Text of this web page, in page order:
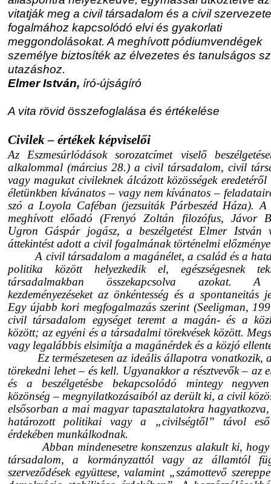
vitatják meg a civil társadalom és a civil
fogalmához kapcsolódó elvi és gyakorlati
meggondolásokat. A meghívott pódiumvendégek
személye biztosíték az élvezetes és tanulságos
utazáshoz.
Elmer István, író-újságíró
A vita rövid összefoglalása és értékelése
Civilek – értékek képviselői
Az Eszmesúrlódások sorozatcímet viselő
alkalommal (március 28.) a civil társadalom, civil
vagy magukat civileknek álcázott közösségek eredetéről
életünkben kívánatos – vagy nem kívánatos –
szó a Loyola Caféban (jezsuiták Párbeszéd Háza). A
meghívott előadó (Frenyó Zoltán filozófus, Jávor
Ugron Gáspár jogász, a beszélgetést Elmer István
áttekintést adott a civil fogalmának történelmi
A civil társadalom a magánélet, a család és a
politika között helyezkedik el, egészségesnek
társadalmakban összekapcsolva azokat.
kezdeményezéseket az önkéntesség és a spontaneitás
Egy újabb kori megfogalmazás szerint (Seeligman,
civil társadalom egységet teremt a magán- és a
között; az egyéni és a társadalmi törekvések között.
vagy legalábbis elsimítja a magánérdek és a közjó
Ez természetesen az ideális állapotra vonatkozik,
törekedni lehet – és kell. Ugyanakkor a résztvevők – az
és a beszélgetésbe bekapcsolódó mintegy
közönség – megnyilatkozásaiból az derült ki, a civil
elsősorban a mai magyar tapasztalatokra
határozott politikai vagy a „civilségtől” távol
érdekében munkálkodnak.
Abban mindenesetre konszenzus alakult ki,
társadalom, a kormányzattól vagy az államtól
szerveződések együttese, valamint „számottevő